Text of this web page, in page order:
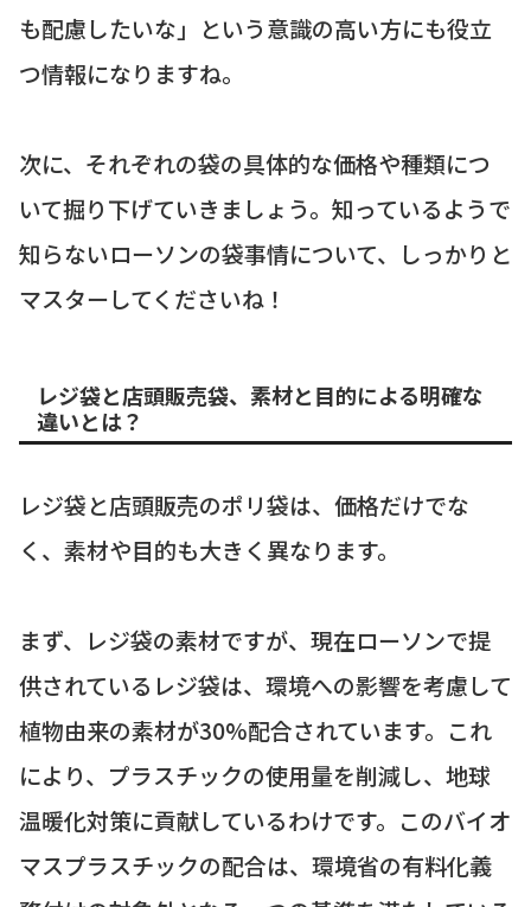
も配慮したいな」という意識の高い方にも役立
つ情報になりますね。
次に、それぞれの袋の具体的な価格や種類につ
いて掘り下げていきましょう。知っているようで
知らないローソンの袋事情について、しっかりと
マスターしてくださいね！
レジ袋と店頭販売袋、素材と目的による明確な
違いとは？
レジ袋と店頭販売のポリ袋は、価格だけでな
く、素材や目的も大きく異なります。
まず、レジ袋の素材ですが、現在ローソンで提
供されているレジ袋は、環境への影響を考慮して
植物由来の素材が30%配合されています。これ
により、プラスチックの使用量を削減し、地球
温暖化対策に貢献しているわけです。このバイオ
マスプラスチックの配合は、環境省の有料化義